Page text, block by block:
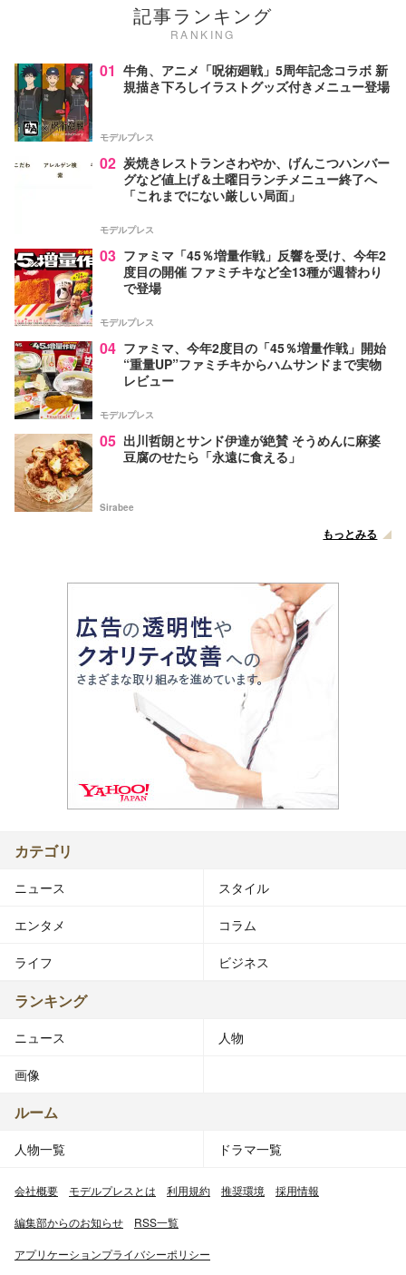
記事ランキング
RANKING
01 牛角、アニメ「呪術廻戦」5周年記念コラボ 新
規描き下ろしイラストグッズ付きメニュー登場
モデルプレス
02 炭焼きレストランさわやか、げんこつハンバー
グなど値上げ＆土曜日ランチメニュー終了へ
「これまでにない厳しい局面」
モデルプレス
03 ファミマ「45％増量作戦」反響を受け、今年2
度目の開催 ファミチキなど全13種が週替わり
で登場
モデルプレス
04 ファミマ、今年2度目の「45％増量作戦」開始
“重量UP”ファミチキからハムサンドまで実物
レビュー
モデルプレス
05 出川哲朗とサンド伊達が絶賛 そうめんに麻婆
豆腐のせたら「永遠に食える」
Sirabee
もっとみる
カテゴリ
ニュース スタイル
エンタメ コラム
ライフ ビジネス
ランキング
ニュース 人物
画像
ルーム
人物一覧 ドラマ一覧
会社概要 モデルプレスとは 利用規約 推奨環境 採用情報
編集部からのお知らせ RSS一覧
アプリケーションプライバシーポリシー